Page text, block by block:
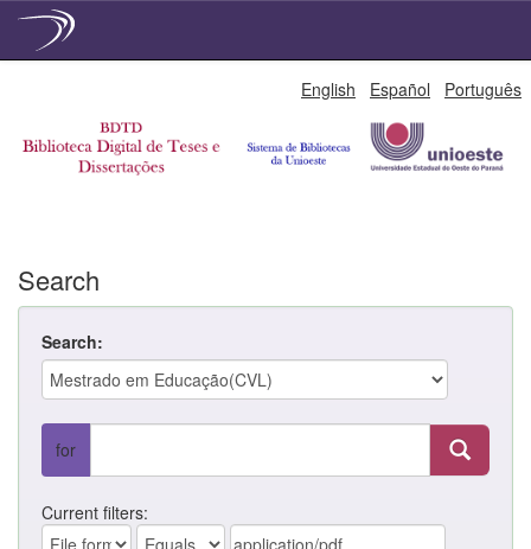
English Español Português
Search
Search:
for
Current filters: